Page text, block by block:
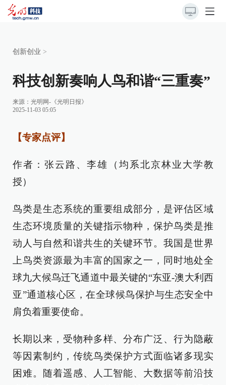
创新创业 >
科技创新奏响人鸟和谐“三重奏”
来源： 光明网-《光明日报》
2025-11-03 05:05
【专家点评】
作者：张云路、李雄（均系北京林业大学教
授）
鸟类是生态系统的重要组成部分，是评估区域
生态环境质量的关键指示物种，保护鸟类是推
动人与自然和谐共生的关键环节。我国是世界
上鸟类资源最为丰富的国家之一，同时地处全
球九大候鸟迁飞通道中最关键的“东亚-澳大利西
亚”通道核心区，在全球候鸟保护与生态安全中
肩负着重要使命。
长期以来，受物种多样、分布广泛、行为隐蔽
等因素制约，传统鸟类保护方式面临诸多现实
困难。随着遥感、人工智能、大数据等前沿技